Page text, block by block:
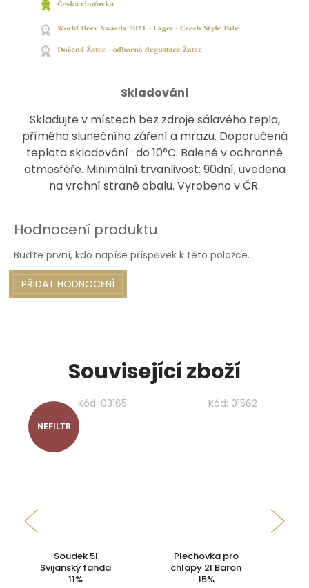
Skladování
Skladujte v místech bez zdroje sálavého tepla,
přímého slunečního záření a mrazu. Doporučená
teplota skladování : do 10°C. Balené v ochranné
atmosféře. Minimální trvanlivost: 90dní, uvedena
na vrchní straně obalu. Vyrobeno v ČR.
Hodnocení produktu
Buďte první, kdo napíše příspěvek k této položce.
PŘIDAT HODNOCENÍ
Související zboží
NEFILTR
Soudek 5l
Svijanský fanda
11%
Kód: 03165
Plechovka pro
chlapy 2l Baron
15%
Kód: 01562